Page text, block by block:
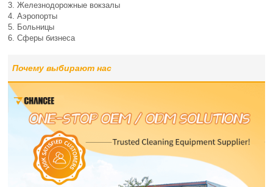
3. Железнодорожные вокзалы
4. Аэропорты
5. Больницы
6. Сферы бизнеса
Почему выбирают нас